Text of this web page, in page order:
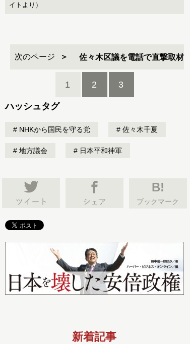
イトより）
次のページ 佐々木区議を電話で直撃取材
1 2 3
ハッシュタグ
NHKから国民を守る党 佐々木千夏
地方議会 日本平和神軍
B!
ブックマーク
新着記事